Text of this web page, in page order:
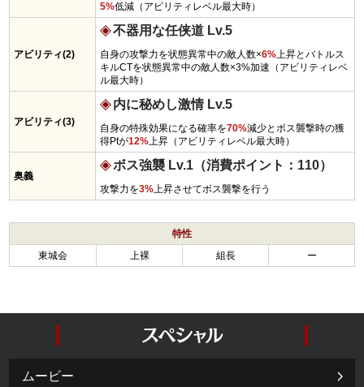
5%低減（アビリティレベル最大時）
アビリティ(2)
不器用な任侠道 Lv.5
自身の攻撃力を状態異常中の敵人数×6%上昇とバトルス
キルCTを状態異常中の敵人数×3%加速（アビリティレベ
ル最大時）
アビリティ(3)
内に秘めし激情 Lv.5
自身の特殊効果になる確率を70%減少とボス襲撃時の獲
得Ptが12%上昇（アビリティレベル最大時）
奥義
ボス強襲 Lv.1（消費ポイント：110）
攻撃力を3%上昇させてボス襲撃を行う
特性
東城会
上裸 組長 ー
ムービー